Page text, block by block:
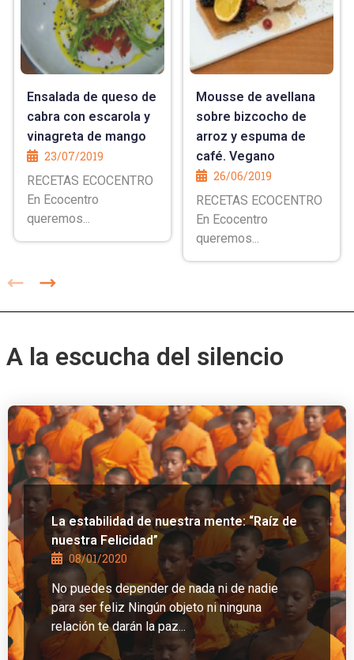
Ensalada de queso de
cabra con escarola y
vinagreta de mango
23/07/2019
RECETAS ECOCENTRO
En Ecocentro
queremos...
Mousse de avellana
sobre bizcocho de
arroz y espuma de
café. Vegano
26/06/2019
RECETAS ECOCENTRO
En Ecocentro
queremos...
A la escucha del silencio
La estabilidad de nuestra mente: “Raíz de
nuestra Felicidad”
08/01/2020
No puedes depender de nada ni de nadie
para ser feliz Ningún objeto ni ninguna
relación te darán la paz...